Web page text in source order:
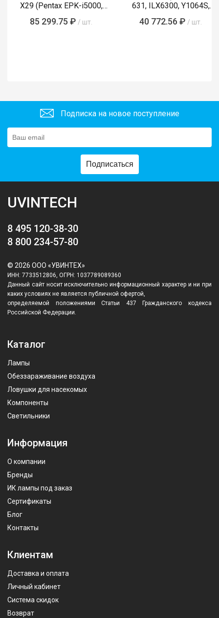
X29 (Pentax EPK-i5000,
85 299.75 ₽ / шт.
631, ILX6300, Y1064S,
40 772.56 ₽ / шт.
Подписка на новое поступление
Подписаться
UVINTECH
8 495 120-38-30
8 800 234-57-80
© 2026 ООО «УВИНТЕХ»
ИНН: 7733512806, ОГРН: 1037789089360
Данный сайт носит исключительно информационный характер и ни при
каких условиях не является публичной офертой,
определяемой положениями Статьи 437 Гражданского кодекса
Российской Федерации.
Каталог
Лампы
Обеззараживание воздуха
Ловушки для насекомых
Компоненты
Светильники
Информация
О компании
Бренды
ИК лампы под заказ
Сертификаты
Блог
Контакты
Клиентам
Доставка и оплата
Личный кабинет
Система скидок
Возврат